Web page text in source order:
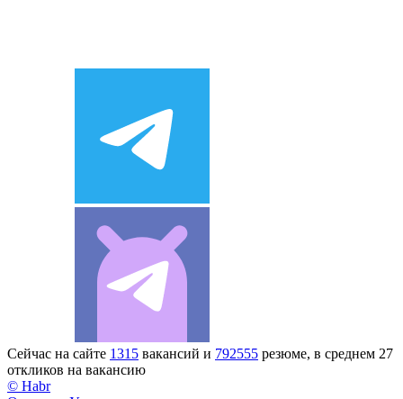
Сейчас на сайте 1315 вакансий и 792555 резюме, в среднем 27
откликов на вакансию
© Habr